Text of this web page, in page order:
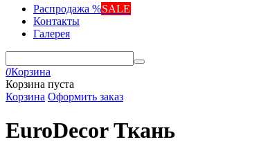
Распродажа %SALE
Контакты
Галерея
0Корзина
Корзина пуста
Корзина Оформить заказ
EuroDecor Ткань